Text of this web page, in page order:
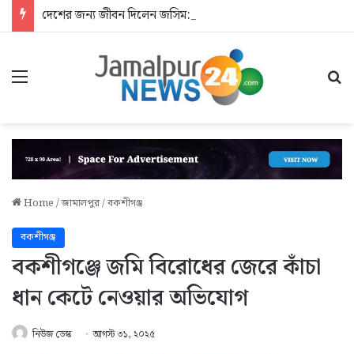
দেশের জন্য জীবন দিলেন জসিম: আশ্রয়হীন শহীদের পরিবার
Menu
Home/জামালপুর/বকশীগঞ্জ
বকশীগঞ্জ
বকশীগঞ্জে জমি বিরোধের জেরে কাঁচা
ধান কেটে নেওয়ার অভিযোগ
নিউজ ডেস্ক আগস্ট ৩১, ২০২৫